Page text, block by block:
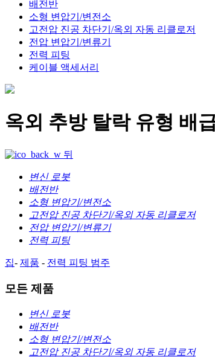
배전반
소형 변압기/변전소
고전압 진공 차단기/옥외 자동 리클로저
전압 변압기/변류기
전력 피팅
케이블 액세서리
옥외 추방 탈락 유형 배
뒤
변신 로봇
배전반
소형 변압기/변전소
고전압 진공 차단기/옥외 자동 리클로저
전압 변압기/변류기
전력 피팅
집- 제품 - 전력 피팅 범주
모든 제품
변신 로봇
배전반
소형 변압기/변전소
고전압 진공 차단기/옥외 자동 리클로저